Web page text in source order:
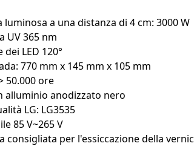
luminosa a una distanza di 4 cm: 3000 W
UV 365 nm
LED 120°
770 mm x 145 mm x 105 mm
50.000 ore
alluminio anodizzato nero
LG: LG3535
85 V~265 V
consigliata per l'essiccazione della